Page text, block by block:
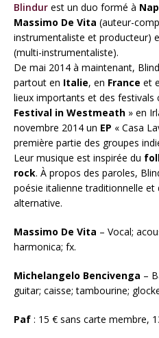
Blindur est un duo formé à
Massimo De Vita (auteur-
instrumentaliste et producteur)
(multi-instrumentaliste).
De mai 2014 à maintenant,
partout en Italie, en France et
lieux importants et des festivals
Festival in Westmeath » en
novembre 2014 un EP « Casa
première partie des groupes
Leur musique est inspirée du
rock. À propos des paroles,
poésie italienne traditionnelle et
alternative.
Massimo De Vita – Vocal;
harmonica; fx.
Michelangelo Bencivenga –
guitar; caisse; tambourine;
Paf : 15 € sans carte membre,